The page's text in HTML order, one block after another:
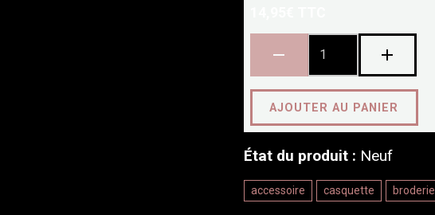
AJOUTER AU PANIER
État du produit : Neuf
accessoire casquette broderie